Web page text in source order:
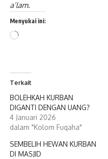
a’lam.
Menyukai ini:
Memuat...
Terkait
BOLEHKAH KURBAN
DIGANTI DENGAN UANG?
4 Januari 2026
dalam "Kolom Fuqaha"
SEMBELIH HEWAN KURBAN
DI MASJID